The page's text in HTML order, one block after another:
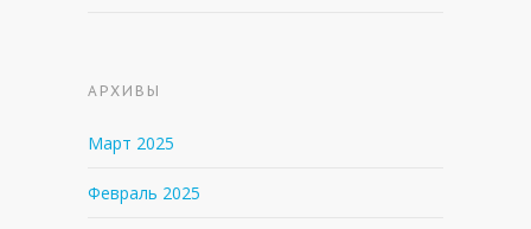
АРХИВЫ
Март 2025
Февраль 2025